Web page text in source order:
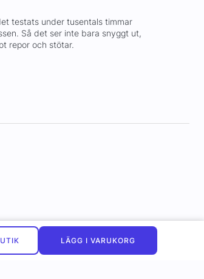
LÄGG I VARUKORG
testats under tusentals timmar
Så det ser inte bara snyggt ut,
repor och stötar.